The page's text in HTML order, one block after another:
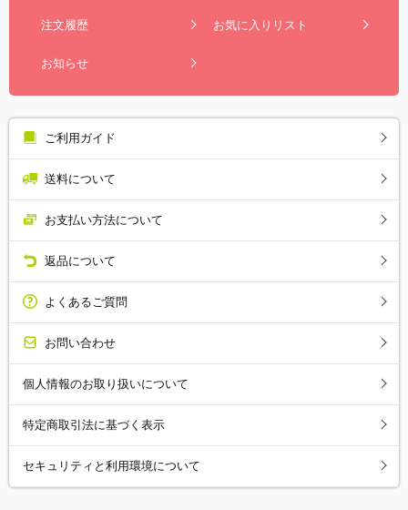
注文履歴 お気に入りリスト
お知らせ
ご利用ガイド
送料について
お支払い方法について
返品について
よくあるご質問
お問い合わせ
個人情報のお取り扱いについて
特定商取引法に基づく表示
セキュリティと利用環境について